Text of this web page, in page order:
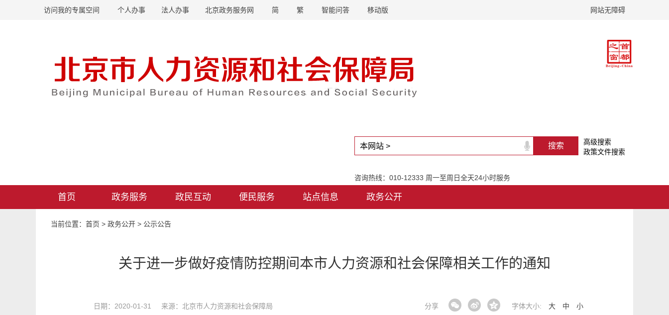
访问我的专属空间 个人办事 法人办事 北京政务服务网 简 繁 智能问答 移动版 网站无障碍
高级搜索
政策文件搜索
咨询热线：010-12333 周一至周日全天24小时服务
首页 政务服务 政民互动 便民服务 站点信息 政务公开
当前位置： 首页 > 政务公开 > 公示公告
关于进一步做好疫情防控期间本市人力资源和社会保障相关工作的通知
日期：2020-01-31 来源：北京市人力资源和社会保障局 字体大小: 大 中 小
分享